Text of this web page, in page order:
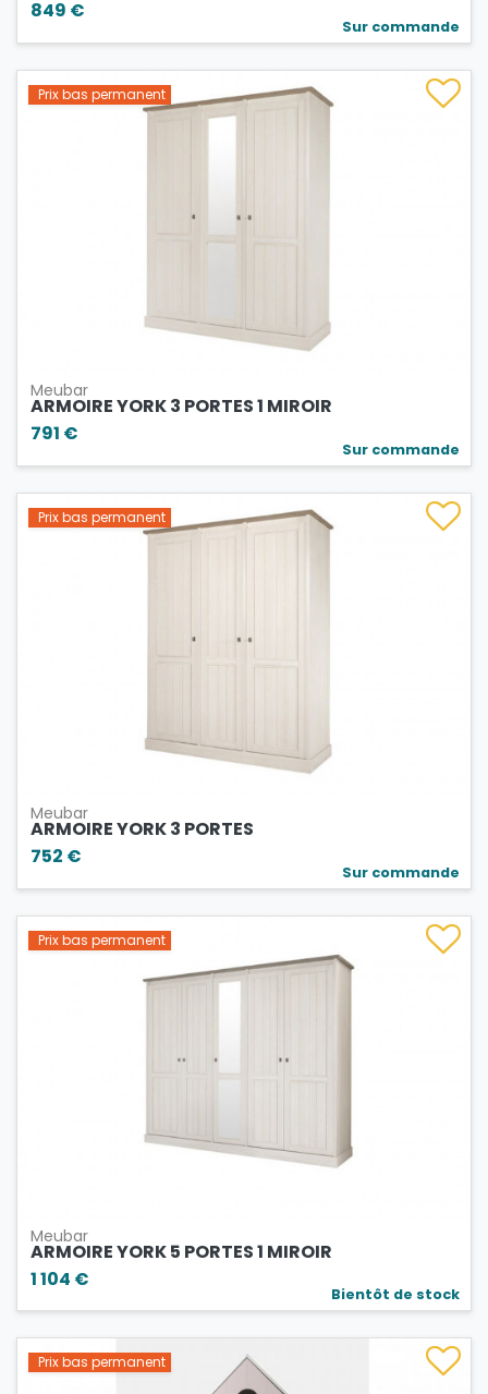
849 €
Sur commande
Prix bas permanent
Meubar
ARMOIRE YORK 3 PORTES 1 MIROIR
791 €
Sur commande
Prix bas permanent
Meubar
ARMOIRE YORK 3 PORTES
752 €
Sur commande
Prix bas permanent
Meubar
ARMOIRE YORK 5 PORTES 1 MIROIR
1 104 €
Bientôt de stock
Prix bas permanent